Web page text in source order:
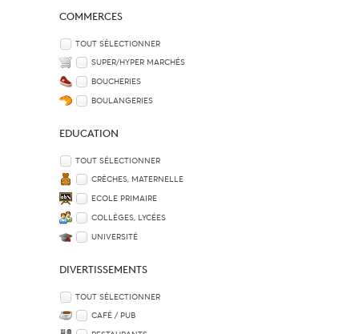
COMMERCES
TOUT SÉLECTIONNER
SUPER/HYPER MARCHÉS
BOUCHERIES
BOULANGERIES
EDUCATION
TOUT SÉLECTIONNER
CRÈCHES, MATERNELLE
ECOLE PRIMAIRE
COLLÈGES, LYCÉES
UNIVERSITÉ
DIVERTISSEMENTS
TOUT SÉLECTIONNER
CAFÉ / PUB